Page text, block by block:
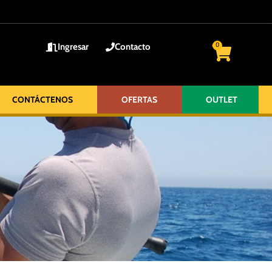
Ingresar Contacto 0
CONTÁCTENOS OFERTAS OUTLET